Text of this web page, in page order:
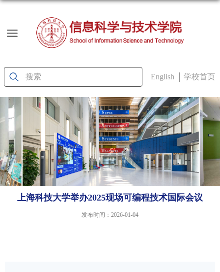
English 学校首页
上海科技大学举办2025现场可编程技术国际会议
发布时间：2026-01-04